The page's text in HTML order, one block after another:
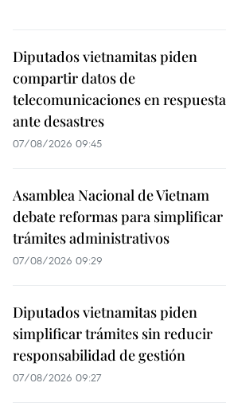
Diputados vietnamitas piden
compartir datos de
telecomunicaciones en respuesta
ante desastres
07/08/2026 09:45
Asamblea Nacional de Vietnam
debate reformas para simplificar
trámites administrativos
07/08/2026 09:29
Diputados vietnamitas piden
simplificar trámites sin reducir
responsabilidad de gestión
07/08/2026 09:27